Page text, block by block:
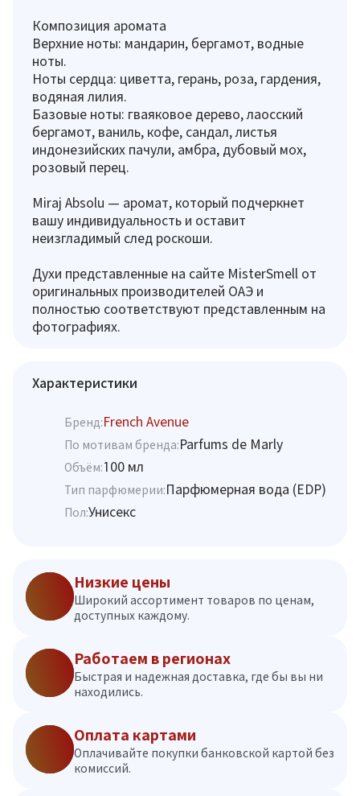
Композиция аромата
Верхние ноты: мандарин, бергамот, водные
ноты.
Ноты сердца: циветта, герань, роза, гардения,
водяная лилия.
Базовые ноты: гваяковое дерево, лаосский
бергамот, ваниль, кофе, сандал, листья
индонезийских пачули, амбра, дубовый мох,
розовый перец.
Miraj Absolu — аромат, который подчеркнет
вашу индивидуальность и оставит
неизгладимый след роскоши.
Духи представленные на сайте MisterSmell от
оригинальных производителей ОАЭ и
полностью соответствуют представленным на
фотографиях.
Характеристики
Бренд:French Avenue
По мотивам бренда:Parfums de Marly
Объём:100 мл
Тип парфюмерии:Парфюмерная вода (EDP)
Пол:Унисекс
Низкие цены
Широкий ассортимент товаров по ценам,
доступных каждому.
Работаем в регионах
Быстрая и надежная доставка, где бы вы ни
находились.
Оплата картами
Оплачивайте покупки банковской картой без
комиссий.